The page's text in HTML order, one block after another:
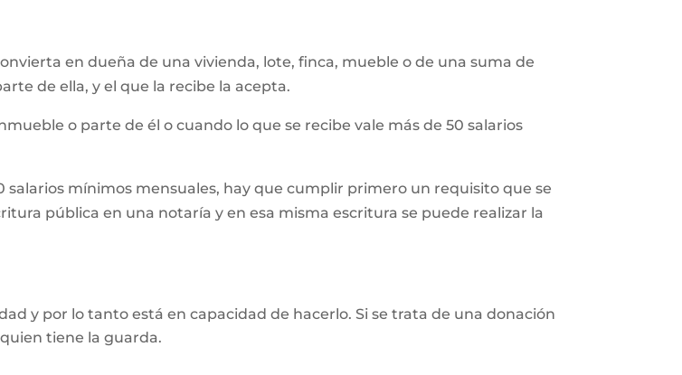
en dueña de una vivienda, lote, finca, mueble o de una suma de
de ella, y el que la recibe la acepta.
o parte de él o cuando lo que se recibe vale más de 50 salarios
salarios mínimos mensuales, hay que cumplir primero un requisito que se
pública en una notaría y en esa misma escritura se puede realizar la
y por lo tanto está en capacidad de hacerlo. Si se trata de una donación
tiene la guarda.